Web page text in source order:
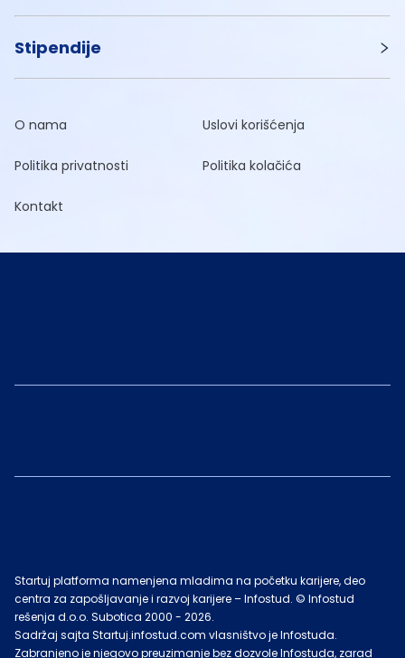
Stipendije
O nama Uslovi korišćenja
Politika privatnosti Politika kolačića
Kontakt
Startuj platforma namenjena mladima na početku karijere, deo
centra za zapošljavanje i razvoj karijere – Infostud. © Infostud
rešenja d.o.o. Subotica 2000 - 2026.
Sadržaj sajta Startuj.infostud.com vlasništvo je Infostuda.
Zabranjeno je njegovo preuzimanje bez dozvole Infostuda, zarad